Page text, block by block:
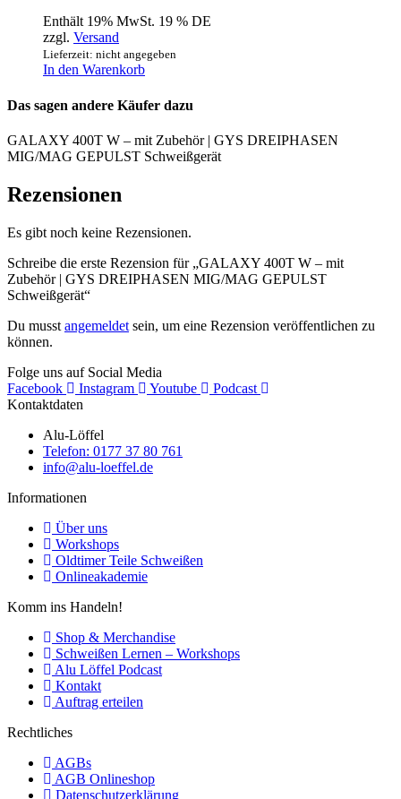
Enthält 19% MwSt. 19 % DE
zzgl. Versand
Lieferzeit: nicht angegeben
In den Warenkorb
Das sagen andere Käufer dazu
GALAXY 400T W – mit Zubehör | GYS DREIPHASEN
MIG/MAG GEPULST Schweißgerät
Rezensionen
Es gibt noch keine Rezensionen.
Schreibe die erste Rezension für „GALAXY 400T W – mit
Zubehör | GYS DREIPHASEN MIG/MAG GEPULST
Schweißgerät“
Du musst angemeldet sein, um eine Rezension veröffentlichen zu
können.
Folge uns auf Social Media
Facebook
Instagram Youtube
Podcast
Kontaktdaten
Alu-Löffel
Telefon: 0177 37 80 761
info@alu-loeffel.de
Informationen
Über uns
Workshops
Oldtimer Teile Schweißen
Onlineakademie
Komm ins Handeln!
Shop & Merchandise
Schweißen Lernen – Workshops
Alu Löffel Podcast
Kontakt
Auftrag erteilen
Rechtliches
AGBs
AGB Onlineshop
Datenschutzerklärung